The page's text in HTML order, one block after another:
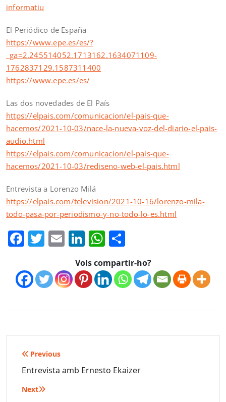
informatiu
El Periódico de España
https://www.epe.es/es/?
_ga=2.245514052.1713162.1634071109-
1762837129.1587311400
https://www.epe.es/es/
Las dos novedades de El País
https://elpais.com/comunicacion/el-pais-que-
hacemos/2021-10-03/nace-la-nueva-voz-del-diario-el-pais-
audio.html
https://elpais.com/comunicacion/el-pais-que-
hacemos/2021-10-03/rediseno-web-el-pais.html
Entrevista a Lorenzo Milá
https://elpais.com/television/2021-10-16/lorenzo-mila-
todo-pasa-por-periodismo-y-no-todo-lo-es.html
Facebook
Twitter
EmailLinkedIn
WhatsApp
Vols compartir-ho?
Navegació
d'entrades
Previous
Entrevista amb Ernesto Ekaizer
Next